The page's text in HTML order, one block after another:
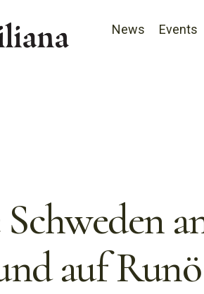
News Events
auf